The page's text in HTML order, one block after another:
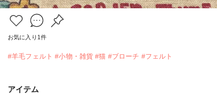
お気に入り 1 件
#羊毛フェルト #小物・雑貨 #猫 #ブローチ #フェルト
アイテム